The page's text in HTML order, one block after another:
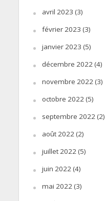
avril 2023 (3)
février 2023 (3)
janvier 2023 (5)
décembre 2022(4)
novembre 2022(3)
octobre 2022(5)
septembre 2022(2)
août 2022(2)
juillet 2022(5)
juin 2022(4)
mai 2022(3)